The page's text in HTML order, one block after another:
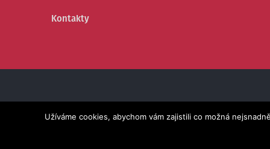
Kontakty
© 2005 - 2026 | Fortelock.cz - součást skupiny
Užíváme cookies, abychom vám zajistili co možná